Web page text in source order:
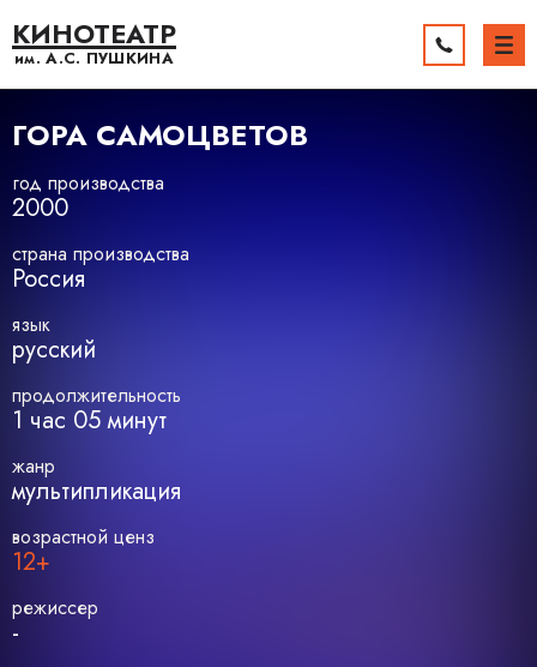
КИНОТЕАТР
им. А.С. ПУШКИНА
ГОРА САМОЦВЕТОВ
год производства
2000
страна производства
Россия
язык
русский
продолжительность
1 час 05 минут
жанр
мультипликация
возрастной ценз
12+
режиссер
-